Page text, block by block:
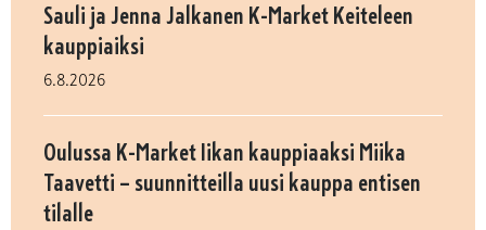
Sauli ja Jenna Jalkanen K-Market Keiteleen
kauppiaiksi
6.8.2026
Oulussa K-Market Iikan kauppiaaksi Miika
Taavetti – suunnitteilla uusi kauppa entisen
tilalle